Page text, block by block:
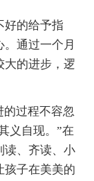
的给予指
通过一个月
大的进步，逻
过程不容忽
义自现。”在
读、齐读、小
孩子在美美的